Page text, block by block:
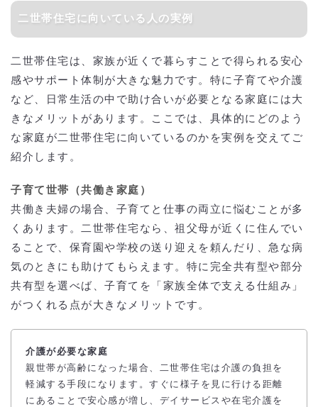
二世帯住宅に向いている人の実例
二世帯住宅は、家族が近くで暮らすことで得られる安心
感やサポート体制が大きな魅力です。特に子育てや介護
など、日常生活の中で助け合いが必要となる家庭には大
きなメリットがあります。ここでは、具体的にどのよう
な家庭が二世帯住宅に向いているのかを実例を交えてご
紹介します。
子育て世帯（共働き家庭）
共働き夫婦の場合、子育てと仕事の両立に悩むことが多
くあります。二世帯住宅なら、祖父母が近くに住んでい
ることで、保育園や学校の送り迎えを頼んだり、急な病
気のときにも助けてもらえます。特に完全共有型や部分
共有型を選べば、子育てを「家族全体で支える仕組み」
がつくれる点が大きなメリットです。
介護が必要な家庭
親世帯が高齢になった場合、二世帯住宅は介護の負担を
軽減する手段になります。すぐに様子を見に行ける距離
にあることで安心感が増し、デイサービスや在宅介護を